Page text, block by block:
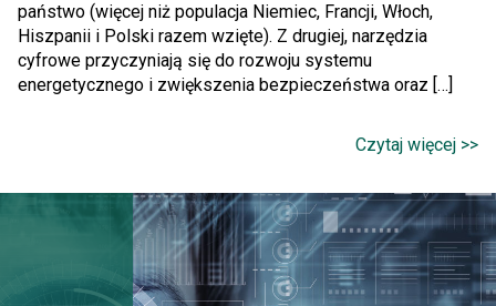
państwo (więcej niż populacja Niemiec, Francji, Włoch,
Hiszpanii i Polski razem wzięte). Z drugiej, narzędzia
cyfrowe przyczyniają się do rozwoju systemu
energetycznego i zwiększenia bezpieczeństwa oraz […]
Czytaj więcej >>